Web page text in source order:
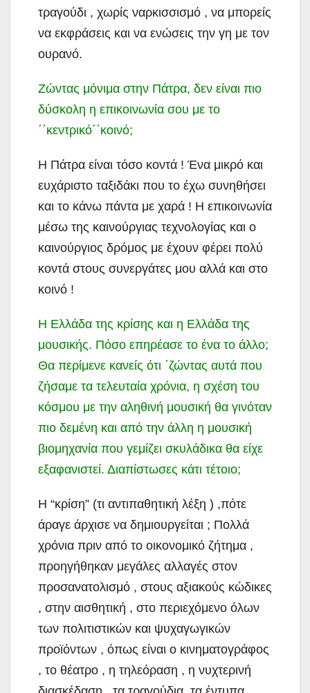
τραγούδι , χωρίς ναρκισσισμό , να μπορείς
να εκφράσεις και να ενώσεις την γη με τον
ουρανό.
Ζώντας μόνιμα στην Πάτρα, δεν είναι πιο
δύσκολη η επικοινωνία σου με το
΄΄κεντρικό΄΄κοινό;
Η Πάτρα είναι τόσο κοντά ! Ένα μικρό και
ευχάριστο ταξιδάκι που το έχω συνηθήσει
και το κάνω πάντα με χαρά ! Η επικοινωνία
μέσω της καινούργιας τεχνολογίας και ο
καινούργιος δρόμος με έχουν φέρει πολύ
κοντά στους συνεργάτες μου αλλά και στο
κοινό !
Η Ελλάδα της κρίσης και η Ελλάδα της
μουσικής. Πόσο επηρέασε το ένα το άλλο;
Θα περίμενε κανείς ότι ΄ζώντας αυτά που
ζήσαμε τα τελευταία χρόνια, η σχέση του
κόσμου με την αληθινή μουσική θα γινόταν
πιο δεμένη και από την άλλη η μουσική
βιομηχανία που γεμίζει σκυλάδικα θα είχε
εξαφανιστεί. Διαπίστωσες κάτι τέτοιο;
Η “κρίση” (τι αντιπαθητική λέξη ) ,πότε
άραγε άρχισε να δημιουργείται ; Πολλά
χρόνια πριν από το οικονομικό ζήτημα ,
προηγήθηκαν μεγάλες αλλαγές στον
προσανατολισμό , στους αξιακούς κώδικες
, στην αισθητική , στο περιεχόμενο όλων
των πολιτιστικών και ψυχαγωγικών
προϊόντων , όπως είναι ο κινηματογράφος
, το θέατρο , η τηλεόραση , η νυχτερινή